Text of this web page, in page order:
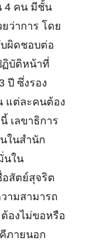
4 คน มีชั้น
ว่าการ โดย
บผิดชอบต่อ
ฏิบัติหน้าที่
ปี ซึ่งรอง
แต่ละคนต้อง
เลขาธิการ
ในสำนัก
นใน
สัตย์สุจริต
ามสามารถ
องไม่ขอหรือ
ภายนอก